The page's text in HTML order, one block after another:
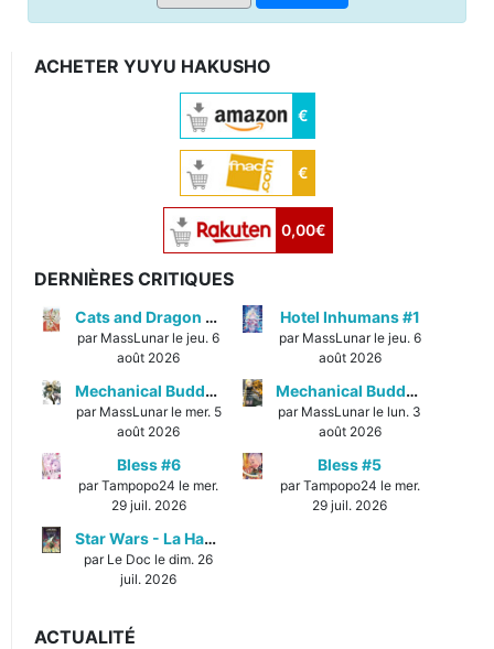
ACHETER YUYU HAKUSHO
€
€
0,00€
DERNIÈRES CRITIQUES
Cats and Dragon #3
par MassLunar le jeu. 6
août 2026
Hotel Inhumans #1
par MassLunar le jeu. 6
août 2026
Mechanical Buddy Universe #1
par MassLunar le mer. 5
août 2026
Mechanical Buddy Universe #0
par MassLunar le lun. 3
août 2026
Bless #6
par Tampopo24 le mer.
29 juil. 2026
Bless #5
par Tampopo24 le mer.
29 juil. 2026
Star Wars - La Haute République - Un équilibre fragile
par Le Doc le dim. 26
juil. 2026
ACTUALITÉ